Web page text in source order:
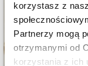
korzystasz z
Partnerzy mogą
otrzymanymi od
korzystania z ich